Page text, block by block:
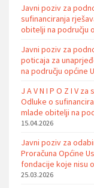
Javni poziv za
sufinanciranja
obitelji na području
Javni poziv za
poticaja za
na području općine
J A V N I P O Z I V
Odluke o
mlade obitelji na
15.04.2026
Javni poziv za
Proračuna Općine
fondacije koje nisu
25.03.2026